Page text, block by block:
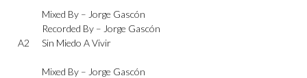
Mixed By – Jorge Gascón
Recorded By – Jorge Gascón
A2
Sin Miedo A Vivir
Mixed By – Jorge Gascón